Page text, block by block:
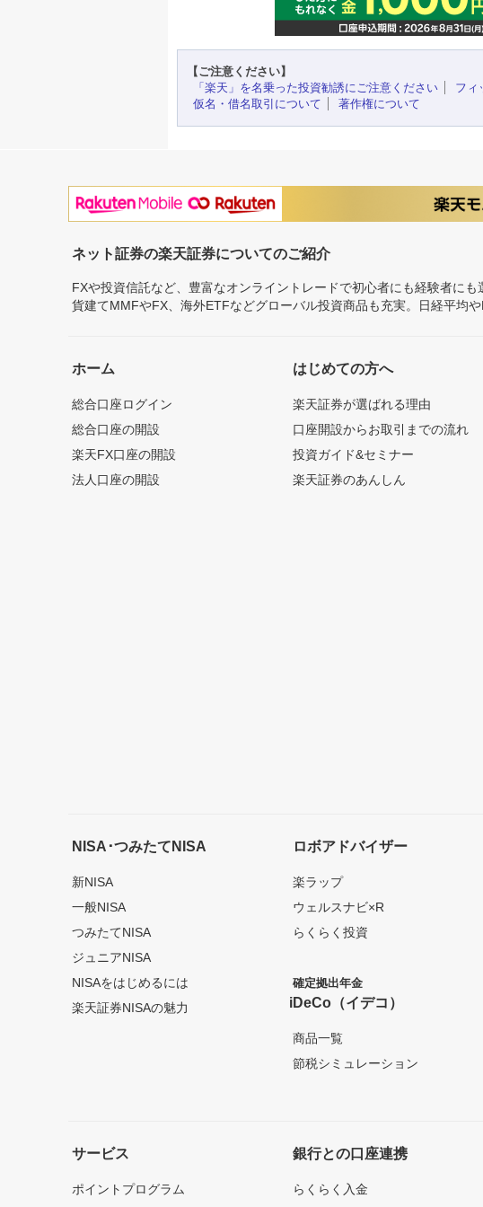
【ご注意ください】
「楽天」を名乗った投資勧誘にご注意ください
フィ
仮名・借名取引について
著作権について
ネット証券の楽天証券についてのご紹介
FXや投資信託など、豊富なオンライントレードで初心者にも経験者に
貨建てMMFやFX、海外ETFなどグローバル投資商品も充実。日経平均
ホーム
総合口座ログイン
総合口座の開設
楽天FX口座の開設
法人口座の開設
はじめての方へ
楽天証券が選ばれる理由
口座開設からお取引までの流れ
投資ガイド&セミナー
楽天証券のあんしん
NISA･つみたてNISA
新NISA
一般NISA
つみたてNISA
ジュニアNISA
NISAをはじめるには
楽天証券NISAの魅力
ロボアドバイザー
楽ラップ
ウェルスナビ×R
らくらく投資
確定拠出年金
iDeCo（イデコ）
商品一覧
節税シミュレーション
サービス
ポイントプログラム
銀行との口座連携
らくらく入金